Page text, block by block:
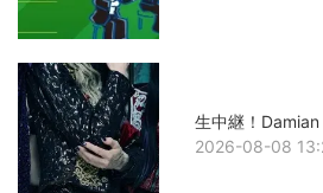
生中継！
2026-08-08